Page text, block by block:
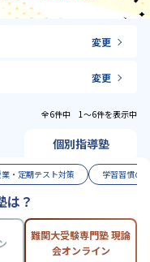
変更
変更
全6件中 1〜6件を表示中
個別指導塾
・定期テスト対策 学習習慣の
は？
難関大受験専門塾 現論
会オンライン